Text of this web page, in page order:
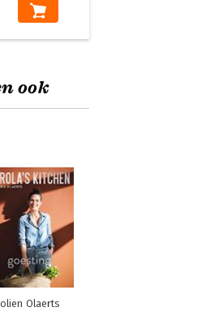
ook
Olaerts